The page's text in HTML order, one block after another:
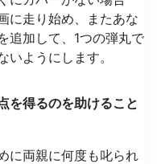
に走り始め、またあな
追加して、1つの弾丸で
いようにします。
を得るのを助けること
に両親に何度も叱られ